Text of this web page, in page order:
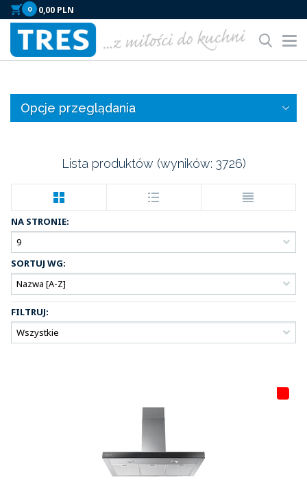
0
Opcje przeglądania
Lista produktów (wyników: 3726)
NA STRONIE:
SORTUJ WG:
FILTRUJ:
HI
S
T